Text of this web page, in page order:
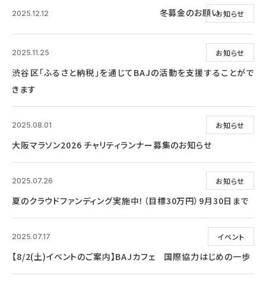
お知らせ
2025.12.12 冬募金のお願い
お知らせ
2025.11.25
渋谷区「ふるさと納税」を通じてBAJの活動を支援することがで
きます
お知らせ
2025.08.01
大阪マラソン2026 チャリティランナー募集のお知らせ
お知らせ
2025.07.26
夏のクラウドファンディング実施中！（目標30万円）9月30日まで
イベント
2025.07.17
【8/2(土)イベントのご案内】BAJカフェ 国際協力はじめの一歩